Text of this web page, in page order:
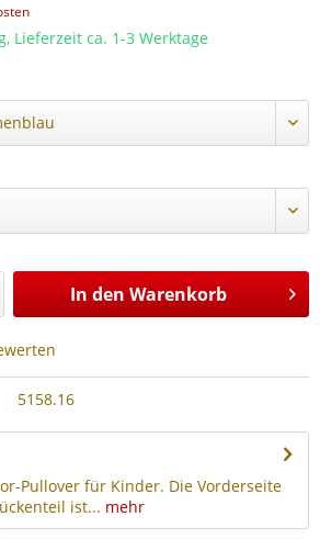
Lieferzeit ca. 1-3 Werktage
In den Warenkorb
5158.16
Pullover für Kinder. Die Vorderseite
ist... mehr